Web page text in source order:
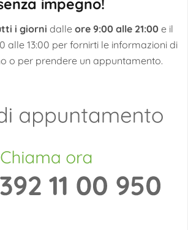
impegno!
i giorni dalle ore 9:00 alle 21:00 e il
alle 13:00 per fornirti le informazioni di
o per prendere un appuntamento.